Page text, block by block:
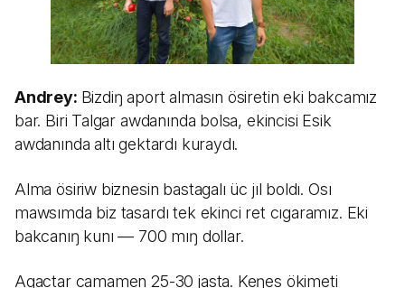
Andrey: Bizdiŋ aport almasın ösiretin eki bakcamız
bar. Biri Talgar awdanında bolsa, ekincisi Esik
awdanında altı gektardı kuraydı.
Alma ösiriw biznesin bastagalı üc jıl boldı. Osı
mawsımda biz tasardı tek ekinci ret cıgaramız. Eki
bakcanıŋ kunı — 700 mıŋ dollar.
Agactar camamen 25-30 jasta. Keŋes ökimeti